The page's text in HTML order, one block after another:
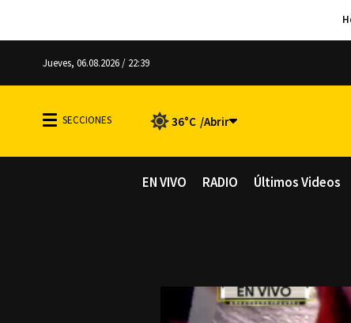
Jueves, 06.08.2026 / 22:39
36°C
EN VIVO RADIO Últimos Videos